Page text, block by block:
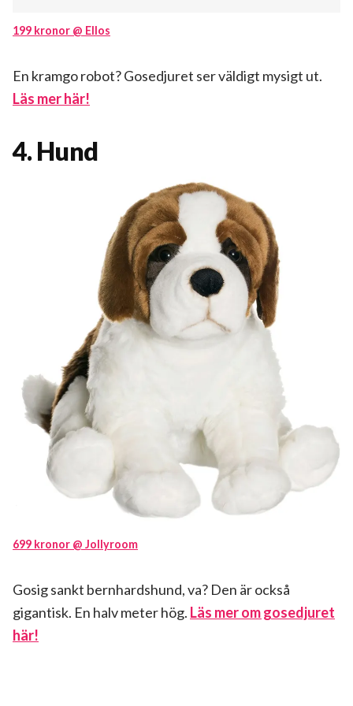
199 kronor @ Ellos
En kramgo robot? Gosedjuret ser väldigt mysigt ut.
Läs mer här!
4. Hund
699 kronor @ Jollyroom
Gosig sankt bernhardshund, va? Den är också
gigantisk. En halv meter hög. Läs mer om gosedjuret
här!